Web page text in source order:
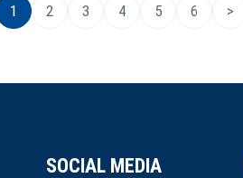
1 2 3 4 5 6 >
SOCIAL MEDIA